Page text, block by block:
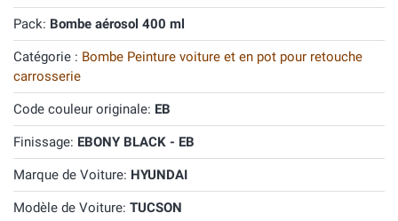
Pack: Bombe aérosol 400 ml
Catégorie : Bombe Peinture voiture et en pot pour retouche
carrosserie
Code couleur originale: EB
Finissage: EBONY BLACK - EB
Marque de Voiture: HYUNDAI
Modèle de Voiture: TUCSON